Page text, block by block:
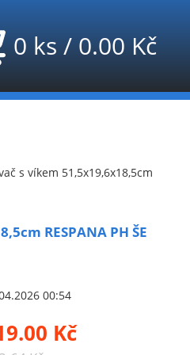
0ks/0.00Kč
s víkem 51,5x19,6x18,5cm
RESPANA PH ŠE
00:54
Kč